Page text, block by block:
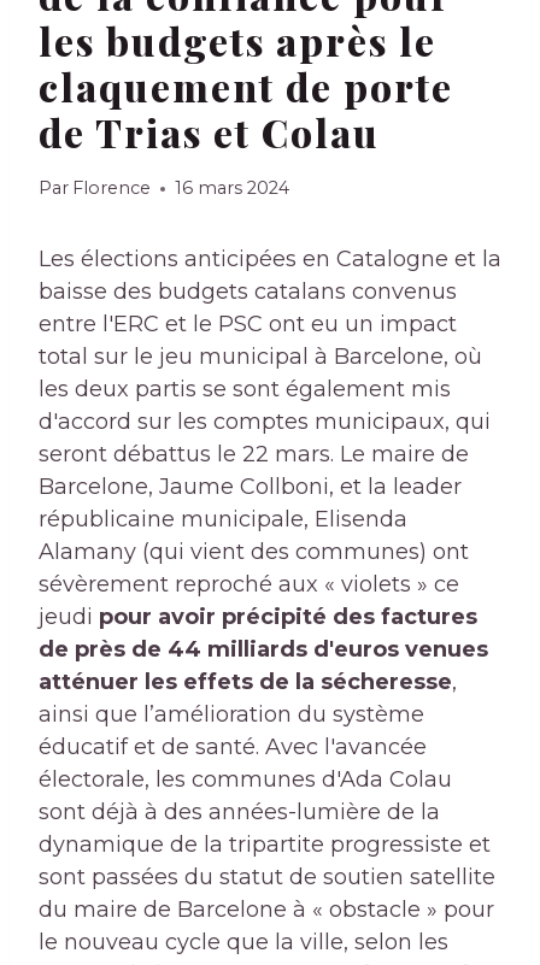
les budgets après le
claquement de porte
de Trias et Colau
Par Florence 16 mars 2024
Les élections anticipées en Catalogne et la
baisse des budgets catalans convenus
entre l'ERC et le PSC ont eu un impact
total sur le jeu municipal à Barcelone, où
les deux partis se sont également mis
d'accord sur les comptes municipaux, qui
seront débattus le 22 mars. Le maire de
Barcelone, Jaume Collboni, et la leader
républicaine municipale, Elisenda
Alamany (qui vient des communes) ont
sévèrement reproché aux « violets » ce
jeudi pour avoir précipité des factures
de près de 44 milliards d'euros venues
atténuer les effets de la sécheresse,
ainsi que l’amélioration du système
éducatif et de santé. Avec l'avancée
électorale, les communes d'Ada Colau
sont déjà à des années-lumière de la
dynamique de la tripartite progressiste et
sont passées du statut de soutien satellite
du maire de Barcelone à « obstacle » pour
le nouveau cycle que la ville, selon les